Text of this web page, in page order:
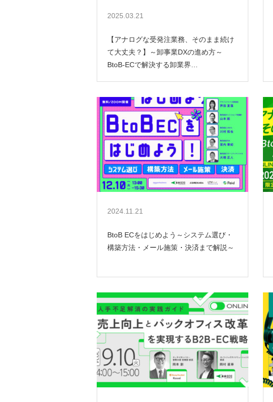
2025.03.21
【アナログな受発注業務、そのまま続け
て大丈夫？】～卸事業DXの進め方～
BtoB-ECで解決する卸業界…
2024.11.21
BtoB ECをはじめよう～システム選び・
構築方法・メール施策・決済まで解説～